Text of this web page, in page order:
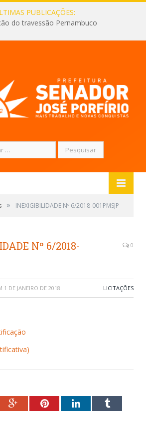
PUBLICAÇÕES:
do travessão Pernambuco
» INEXIGIBILIDADE Nº 6/2018-001PMSJP
Nº 6/2018-
0
1 DE JANEIRO DE 2018 LICITAÇÕES
Google+PinterestLinkedInTumblr